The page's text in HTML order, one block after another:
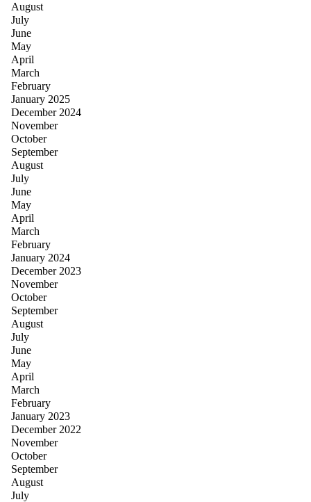
August
July
June
May
April
March
February
January 2025
December 2024
November
October
September
August
July
June
May
April
March
February
January 2024
December 2023
November
October
September
August
July
June
May
April
March
February
January 2023
December 2022
November
October
September
August
July